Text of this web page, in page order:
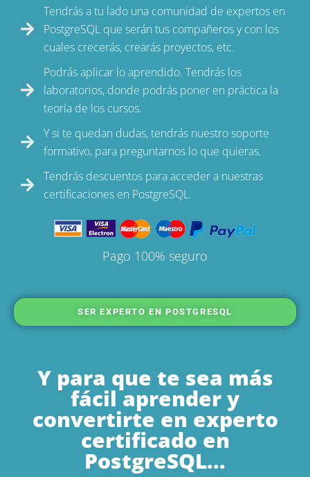
Tendrás a tu lado una comunidad de expertos en
PostgreSQL que serán tus compañeros y con los
cuales crecerás, crearás proyectos, etc.
Podrás aplicar lo aprendido. Tendrás los
laboratorios, donde podrás poner en práctica la
teoría de los cursos.
Y si te quedan dudas, tendrás nuestro soporte
formativo, para preguntarnos lo que quieras.
Tendrás descuentos para acceder a nuestras
certificaciones en PostgreSQL.
Pago 100% seguro
SER EXPERTO EN POSTGRESQL
Y para que te sea más
fácil aprender y
convertirte en experto
certificado en
PostgreSQL...